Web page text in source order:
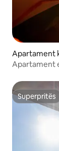
Apartament
Apartament
Superpritës
Superpritës